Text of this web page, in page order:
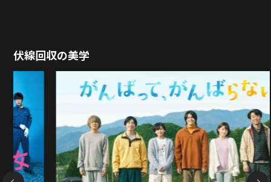
伏線回収の美学
NEXT